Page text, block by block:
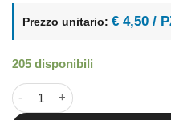
era:
€11,00.
Prezzo unitario: € 4,50 /
205 disponibili
25x33 Scalino Dolmen